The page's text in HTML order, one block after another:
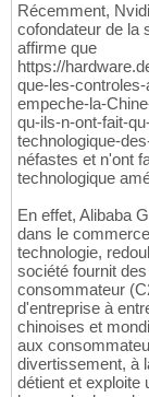
Récemment,
cofondateur de la
affirme que
https://
que-les-
empeche-la-
qu-ils-n-ont-fait-
technologique-
néfastes et n'ont
technologique
En effet, Alibaba
dans le
technologie,
société fournit
consommateur
d'entreprise à
chinoises et
aux
divertissement, à
détient et exploite